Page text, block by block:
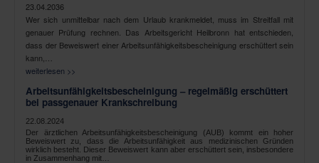
23.04.2036
Wer sich unmittelbar nach dem Urlaub krankmeldet, muss im Streitfall mit
genauer Prüfung rechnen. Das Arbeitsgericht Heilbronn hat entschieden,
dass der Beweiswert einer Arbeitsunfähigkeitsbescheinigung erschüttert sein
kann,…
weiterlesen >>
Arbeitsunfähigkeitsbescheinigung – regelmäßig erschüttert
bei passgenauer Krankschreibung
22.08.2024
Der ärztlichen Arbeitsunfähigkeitsbescheinigung (AUB) kommt ein hoher
Beweiswert zu, dass die Arbeitsunfähigkeit aus medizinischen Gründen
wirklich besteht. Dieser Beweiswert kann aber erschüttert sein, insbesondere
in Zusammenhang mit…